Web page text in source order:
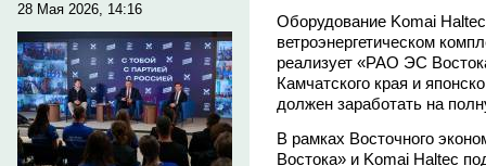
28 Мая 2026, 14:16
Оборудование Komai
ветроэнергетическом
реализует «РАО ЭС
Камчатского края и
должен заработать на
В рамках Восточного
Востока» и Komai Haltec